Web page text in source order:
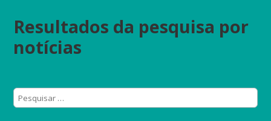
Resultados da pesquisa por
notícias